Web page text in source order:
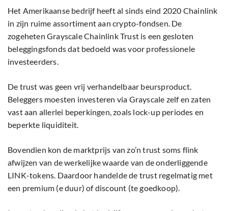
Het Amerikaanse bedrijf heeft al sinds eind 2020 Chainlink
in zijn ruime assortiment aan crypto-fondsen. De
zogeheten Grayscale Chainlink Trust is een gesloten
beleggingsfonds dat bedoeld was voor professionele
investeerders.
De trust was geen vrij verhandelbaar beursproduct.
Beleggers moesten investeren via Grayscale zelf en zaten
vast aan allerlei beperkingen, zoals lock-up periodes en
beperkte liquiditeit.
Bovendien kon de marktprijs van zo’n trust soms flink
afwijzen van de werkelijke waarde van de onderliggende
LINK-tokens. Daardoor handelde de trust regelmatig met
een premium (e duur) of discount (te goedkoop).